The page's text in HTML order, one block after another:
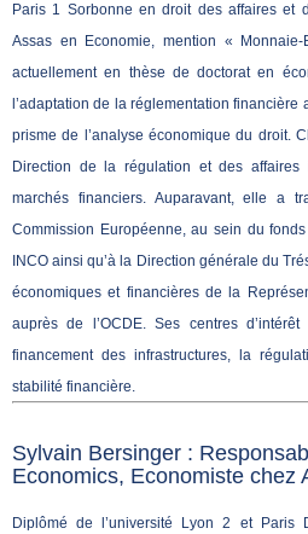
Paris 1 Sorbonne en droit des affaires et
Assas en Economie, mention «
actuellement en thèse de doctorat en
l’adaptation de la réglementation
prisme de l’analyse économique du droit.
Direction de la régulation et des affaires
marchés financiers. Auparavant, elle a
Commission Européenne, au sein du
INCO ainsi qu’à la Direction générale du
économiques et financières de la
auprès de l’OCDE. Ses centres
financement des infrastructures, la
stabilité financière.
Sylvain Bersinger :
Economics, Economiste chez
Diplômé de l’université Lyon 2 et Paris